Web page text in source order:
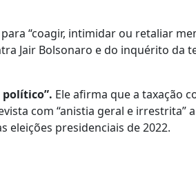
“coagir, intimidar ou retaliar
Jair Bolsonaro e do inquérito da
Ele afirma que a taxação
com “anistia geral e irrestrita”
eleições presidenciais de 2022.